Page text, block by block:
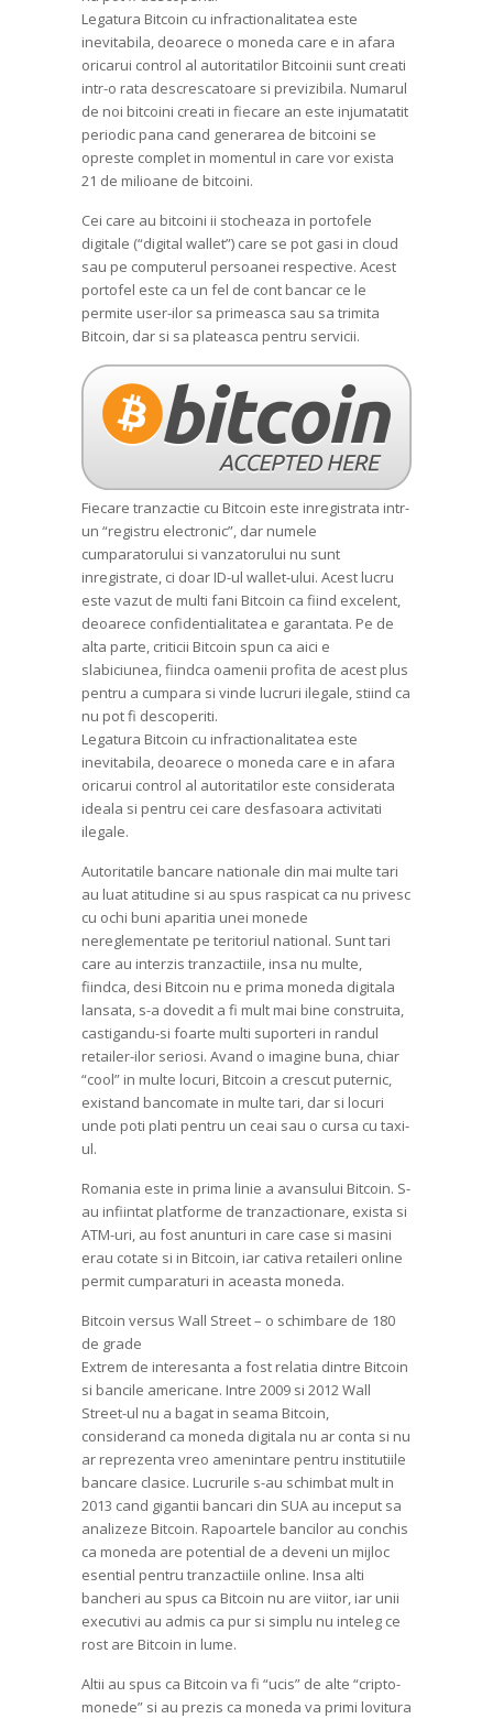
Legatura Bitcoin cu infractionalitatea este
inevitabila, deoarece o moneda care e in afara
oricarui control al autoritatilor Bitcoinii sunt creati
intr-o rata descrescatoare si previzibila. Numarul
de noi bitcoini creati in fiecare an este injumatatit
periodic pana cand generarea de bitcoini se
opreste complet in momentul in care vor exista
21 de milioane de bitcoini.
Cei care au bitcoini ii stocheaza in portofele
digitale (“digital wallet”) care se pot gasi in cloud
sau pe computerul persoanei respective. Acest
portofel este ca un fel de cont bancar ce le
permite user-ilor sa primeasca sau sa trimita
Bitcoin, dar si sa plateasca pentru servicii.
Fiecare tranzactie cu Bitcoin este inregistrata intr-
un “registru electronic”, dar numele
cumparatorului si vanzatorului nu sunt
inregistrate, ci doar ID-ul wallet-ului. Acest lucru
este vazut de multi fani Bitcoin ca fiind excelent,
deoarece confidentialitatea e garantata. Pe de
alta parte, criticii Bitcoin spun ca aici e
slabiciunea, fiindca oamenii profita de acest plus
pentru a cumpara si vinde lucruri ilegale, stiind ca
nu pot fi descoperiti.
Legatura Bitcoin cu infractionalitatea este
inevitabila, deoarece o moneda care e in afara
oricarui control al autoritatilor este considerata
ideala si pentru cei care desfasoara activitati
ilegale.
Autoritatile bancare nationale din mai multe tari
au luat atitudine si au spus raspicat ca nu privesc
cu ochi buni aparitia unei monede
nereglementate pe teritoriul national. Sunt tari
care au interzis tranzactiile, insa nu multe,
fiindca, desi Bitcoin nu e prima moneda digitala
lansata, s-a dovedit a fi mult mai bine construita,
castigandu-si foarte multi suporteri in randul
retailer-ilor seriosi. Avand o imagine buna, chiar
“cool” in multe locuri, Bitcoin a crescut puternic,
existand bancomate in multe tari, dar si locuri
unde poti plati pentru un ceai sau o cursa cu taxi-
ul.
Romania este in prima linie a avansului Bitcoin. S-
au infiintat platforme de tranzactionare, exista si
ATM-uri, au fost anunturi in care case si masini
erau cotate si in Bitcoin, iar cativa retaileri online
permit cumparaturi in aceasta moneda.
Bitcoin versus Wall Street – o schimbare de 180
de grade
Extrem de interesanta a fost relatia dintre Bitcoin
si bancile americane. Intre 2009 si 2012 Wall
Street-ul nu a bagat in seama Bitcoin,
considerand ca moneda digitala nu ar conta si nu
ar reprezenta vreo amenintare pentru institutiile
bancare clasice. Lucrurile s-au schimbat mult in
2013 cand gigantii bancari din SUA au inceput sa
analizeze Bitcoin. Rapoartele bancilor au conchis
ca moneda are potential de a deveni un mijloc
esential pentru tranzactiile online. Insa alti
bancheri au spus ca Bitcoin nu are viitor, iar unii
executivi au admis ca pur si simplu nu inteleg ce
rost are Bitcoin in lume.
Altii au spus ca Bitcoin va fi “ucis” de alte “cripto-
monede” si au prezis ca moneda va primi lovitura